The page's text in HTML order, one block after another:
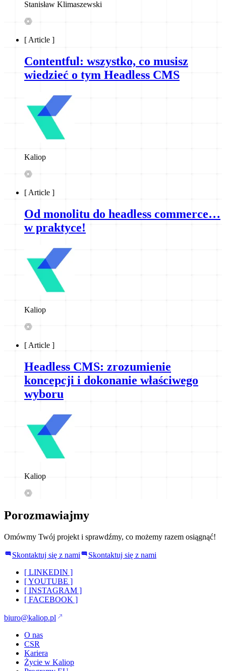
Stanisław Klimaszewski
[ Article ]
Contentful: wszystko, co musisz
wiedzieć o tym Headless CMS
Kaliop
[ Article ]
Od monolitu do headless commerce…
w praktyce!
Kaliop
[ Article ]
Headless CMS: zrozumienie
koncepcji i dokonanie właściwego
wyboru
Kaliop
Porozmawiajmy
Omówmy Twój projekt i sprawdźmy, co możemy razem osiągnąć!
Skontaktuj się z nami
Skontaktuj się z nami
[ LINKEDIN ]
[YOUTUBE ]
[ INSTAGRAM ]
[ FACEBOOK ]
biuro@kaliop.pl
O nas
CSR
Kariera
Życie w Kaliop